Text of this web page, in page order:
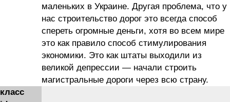
маленьких в Украине. Другая проблема, что у
нас строительство дорог это всегда способ
спереть огромные деньги, хотя во всем мире
это как правило способ стимулирования
экономики. Это как штаты выходили из
великой депрессии — начали строить
магистральные дороги через всю страну.
класс